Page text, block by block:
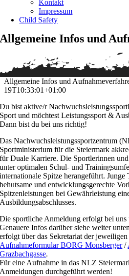
Kontakt
Impressum
Child Safety
Allgemeine Infos und
Allgemeine Infos und
19T10:33:01+01:00
Du bist aktive/r
Sport und möchtest Leistungssport &
Dann bist du bei uns richtig!
Das Nachwuchsleistungssportzentrum
Sportministerium für die Steiermark
für Duale Karriere. Die Sportlerinnen
unter optimalen Schul- und
internationale Spitze herangeführt. Junge
behutsame und entwicklungsgerechte
Spitzenleistungen bei Gewährleistung
Ausbildungsabschlusses.
Die sportliche Anmeldung erfolgt bei
Genauere Infos darüber siehe weiter
erfolgt über das Sekretariat der jeweiligen
Aufnahmeformular BORG Monsberger/
Grazbachgasse.
Für eine Aufnahme in das NLZ
Anmeldungen durchgeführt werden!